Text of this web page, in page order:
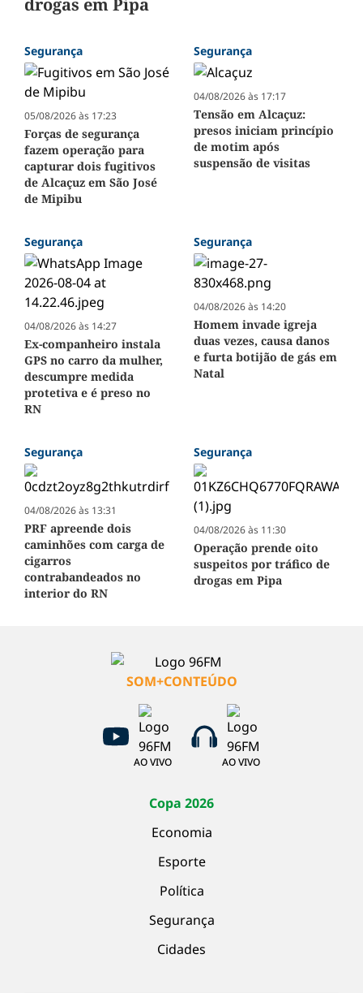
drogas em Pipa
Segurança
05/08/2026 às 17:23
Forças de segurança
fazem operação para
capturar dois fugitivos
de Alcaçuz em São José
de Mipibu
Segurança
04/08/2026 às 17:17
Tensão em Alcaçuz:
presos iniciam princípio
de motim após
suspensão de visitas
Segurança
04/08/2026 às 14:27
Ex-companheiro instala
GPS no carro da mulher,
descumpre medida
protetiva e é preso no
RN
Segurança
04/08/2026 às 14:20
Homem invade igreja
duas vezes, causa danos
e furta botijão de gás em
Natal
Segurança
04/08/2026 às 13:31
PRF apreende dois
caminhões com carga de
cigarros
contrabandeados no
interior do RN
Segurança
04/08/2026 às 11:30
Operação prende oito
suspeitos por tráfico de
drogas em Pipa
SOM+CONTEÚDO
AO VIVO AO VIVO
Copa 2026
Economia
Esporte
Política
Segurança
Cidades